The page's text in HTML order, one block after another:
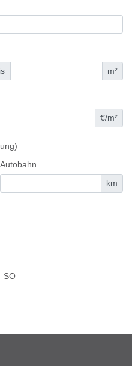
m²
€/m²
Autobahn
km
SO